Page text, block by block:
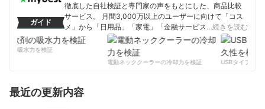
ガイド
徹底した自社検証と専門家の声をもとにした、商品比較
サービス。 月間3,000万以上のユーザーに向けて「コス
メ」から「日用品」「家電」「金融サービス」まで、ベ
ストな商品を選んでもらうために、毎日コンテンツを制
コンテンツ制作チームのプロフィール
…続きを読む
剤の吸水力を検証
電動ネッククーラーの冷却力を検証
USBタイプCケ
最近の更新内容